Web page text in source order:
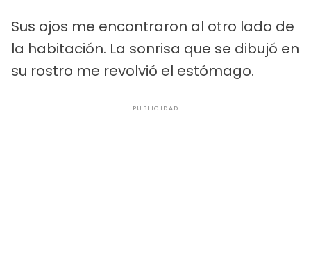
Sus ojos me encontraron al otro lado de
la habitación. La sonrisa que se dibujó en
su rostro me revolvió el estómago.
PUBLICIDAD